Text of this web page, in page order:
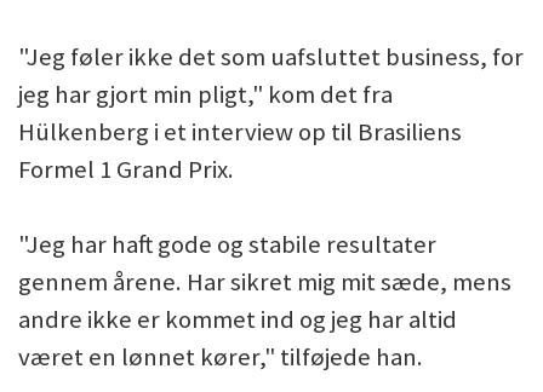
"Jeg føler ikke det som uafsluttet business, for
jeg har gjort min pligt," kom det fra
Hülkenberg i et interview op til Brasiliens
Formel 1 Grand Prix.
"Jeg har haft gode og stabile resultater
gennem årene. Har sikret mig mit sæde, mens
andre ikke er kommet ind og jeg har altid
været en lønnet kører," tilføjede han.